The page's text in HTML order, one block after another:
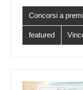
Concorsi a premi
featured